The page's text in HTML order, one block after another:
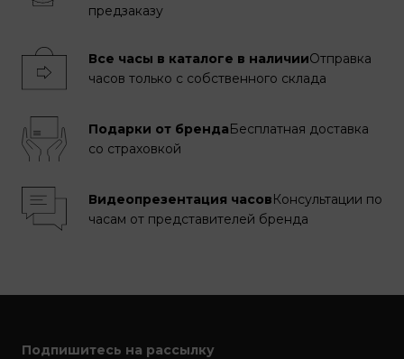
предзаказу
Все часы в каталоге в наличииОтправка
часов только с собственного склада
Подарки от брендаБесплатная доставка
со страховкой
Видеопрезентация часовКонсультации по
часам от представителей бренда
Подпишитесь на рассылку